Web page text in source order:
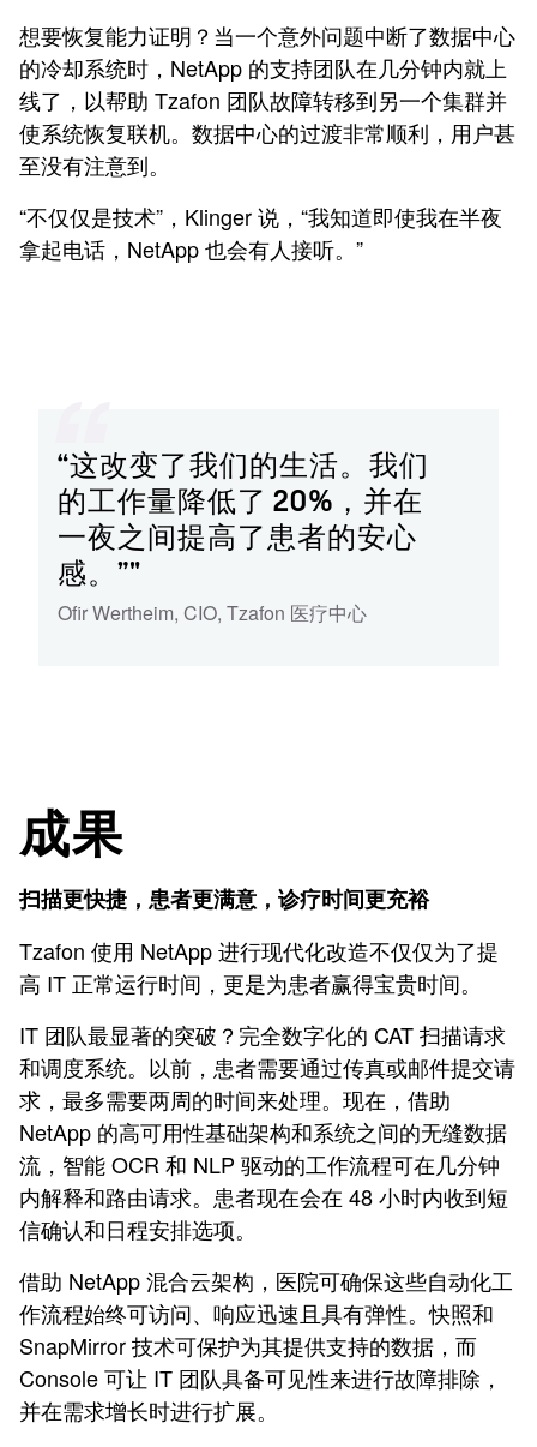
想要恢复能力证明？当一个意外问题中断了数据中心
的冷却系统时，NetApp 的支持团队在几分钟内就上
线了，以帮助 Tzafon 团队故障转移到另一个集群并
使系统恢复联机。数据中心的过渡非常顺利，用户甚
至没有注意到。
“不仅仅是技术”，Klinger 说，“我知道即使我在半夜
拿起电话，NetApp 也会有人接听。”
“这改变了我们的生活。我们
的工作量降低了 20%，并在
一夜之间提高了患者的安心
感。”"
Ofir Wertheim, CIO, Tzafon 医疗中心
成果
扫描更快捷，患者更满意，诊疗时间更充裕
Tzafon 使用 NetApp 进行现代化改造不仅仅为了提
高 IT 正常运行时间，更是为患者赢得宝贵时间。
IT 团队最显著的突破？完全数字化的 CAT 扫描请求
和调度系统。以前，患者需要通过传真或邮件提交请
求，最多需要两周的时间来处理。现在，借助
NetApp 的高可用性基础架构和系统之间的无缝数据
流，智能 OCR 和 NLP 驱动的工作流程可在几分钟
内解释和路由请求。患者现在会在 48 小时内收到短
信确认和日程安排选项。
借助 NetApp 混合云架构，医院可确保这些自动化工
作流程始终可访问、响应迅速且具有弹性。快照和
SnapMirror 技术可保护为其提供支持的数据，而
Console 可让 IT 团队具备可见性来进行故障排除，
并在需求增长时进行扩展。